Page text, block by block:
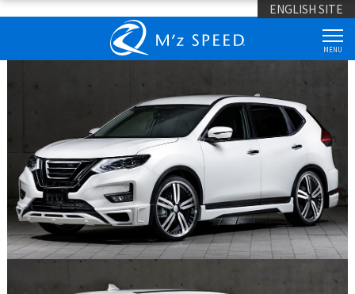
ENGLISH SITE
MENU